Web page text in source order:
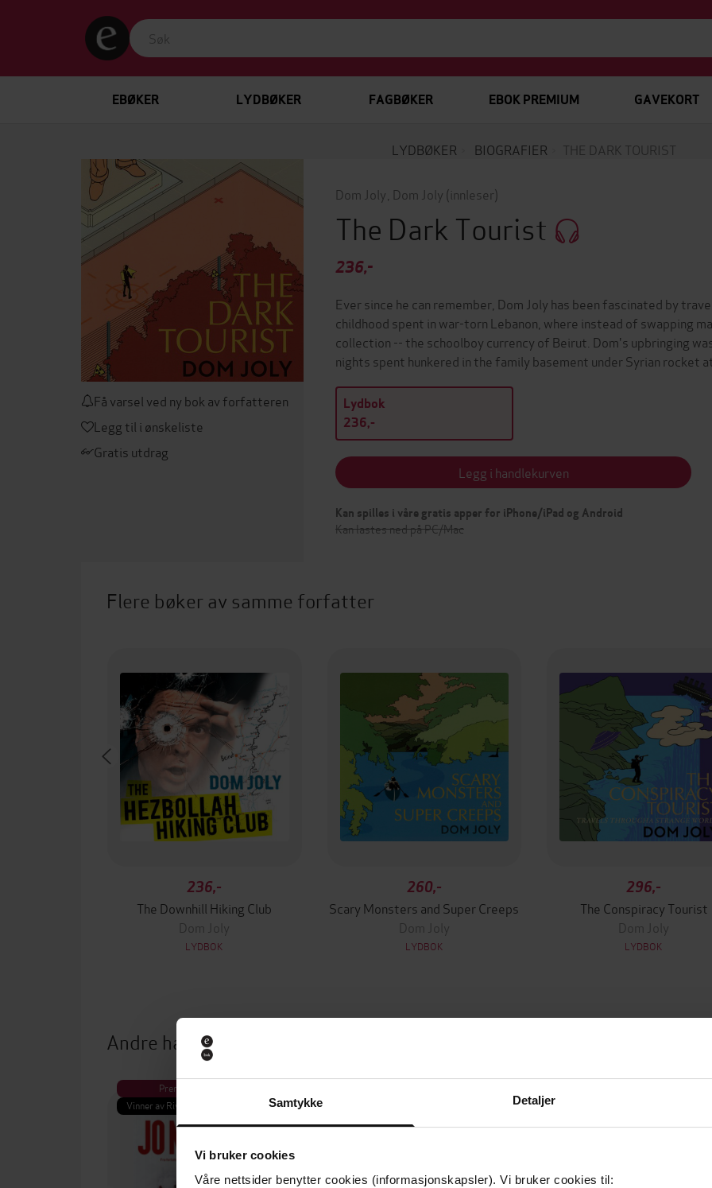
Samtykke Detaljer
Vi bruker cookies
Våre nettsider benytter cookies (informasjonskapsler). Vi bruker cookies til:
EBØKER LYDBØKER FAGBØKER EBOK PREMIUM GAVEKORT
LYDBØKER BIOGRAFIER THE DARK TOURIST
Få varsel ved ny bok av forfatteren
Legg til i ønskeliste
Gratis utdrag
Dom Joly Dom Joly (innleser)
The Dark Tourist
236,-
Ever since he can remember, Dom Joly has been fascinated by
childhood spent in war-torn Lebanon, where instead of swapping
collection -- the schoolboy currency of Beirut. Dom's upbringing
nights spent hunkered in the family basement under Syrian rocket
Lydbok
236,-
Legg i handlekurven
Kan spilles i våre gratis apper for iPhone/iPad og Android
Kan lastes ned på PC/Mac
Flere bøker av samme forfatter
236,-
The Downhill Hiking Club
Dom Joly
LYDBOK
260,-
Scary Monsters and Super Creeps
Dom Joly
LYDBOK
296,-
The Conspiracy Tourist
Dom Joly
LYDBOK
Andre har også kjøpt
Premium
Vinner av Rivertonprisen
Første gang på tilbud